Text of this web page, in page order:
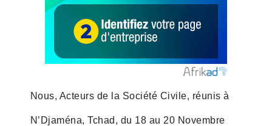
Nous, Acteurs de la Société Civile, réunis à
N’Djaména, Tchad, du 18 au 20 Novembre